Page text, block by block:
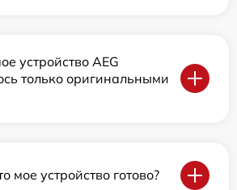
устройство AEG
только оригинальными
мое устройство готово?